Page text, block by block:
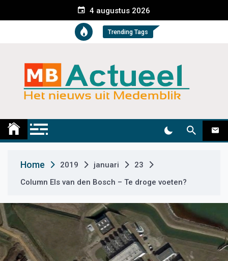
e
t
4 augustus 2026
Trending Tags
Medemblik Actueel
Home 2019 januari
23
Column Els van den Bosch – Te droge voeten?